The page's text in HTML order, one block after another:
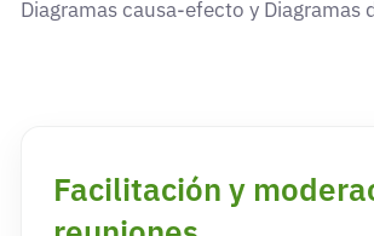
Diagramas causa-efecto y Diagramas
Facilitación y